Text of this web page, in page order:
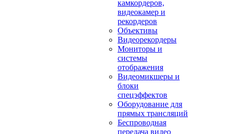
камкордеров,
видеокамер и
рекордеров
Объективы
Видеорекордеры
Мониторы и
системы
отображения
Видеомикшеры и
блоки
спецэффектов
Оборудование для
прямых трансляций
Беспроводная
передача видео